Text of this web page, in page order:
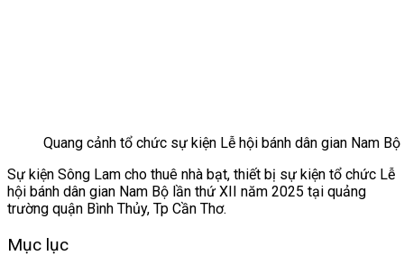
Quang cảnh tổ chức sự kiện Lễ hội bánh dân gian Nam
Sự kiện Sông Lam cho thuê nhà bạt, thiết bị sự kiện tổ chức Lễ
hội bánh dân gian Nam Bộ lần thứ XII năm 2025 tại quảng
trường quận Bình Thủy, Tp Cần Thơ.
Mục lục